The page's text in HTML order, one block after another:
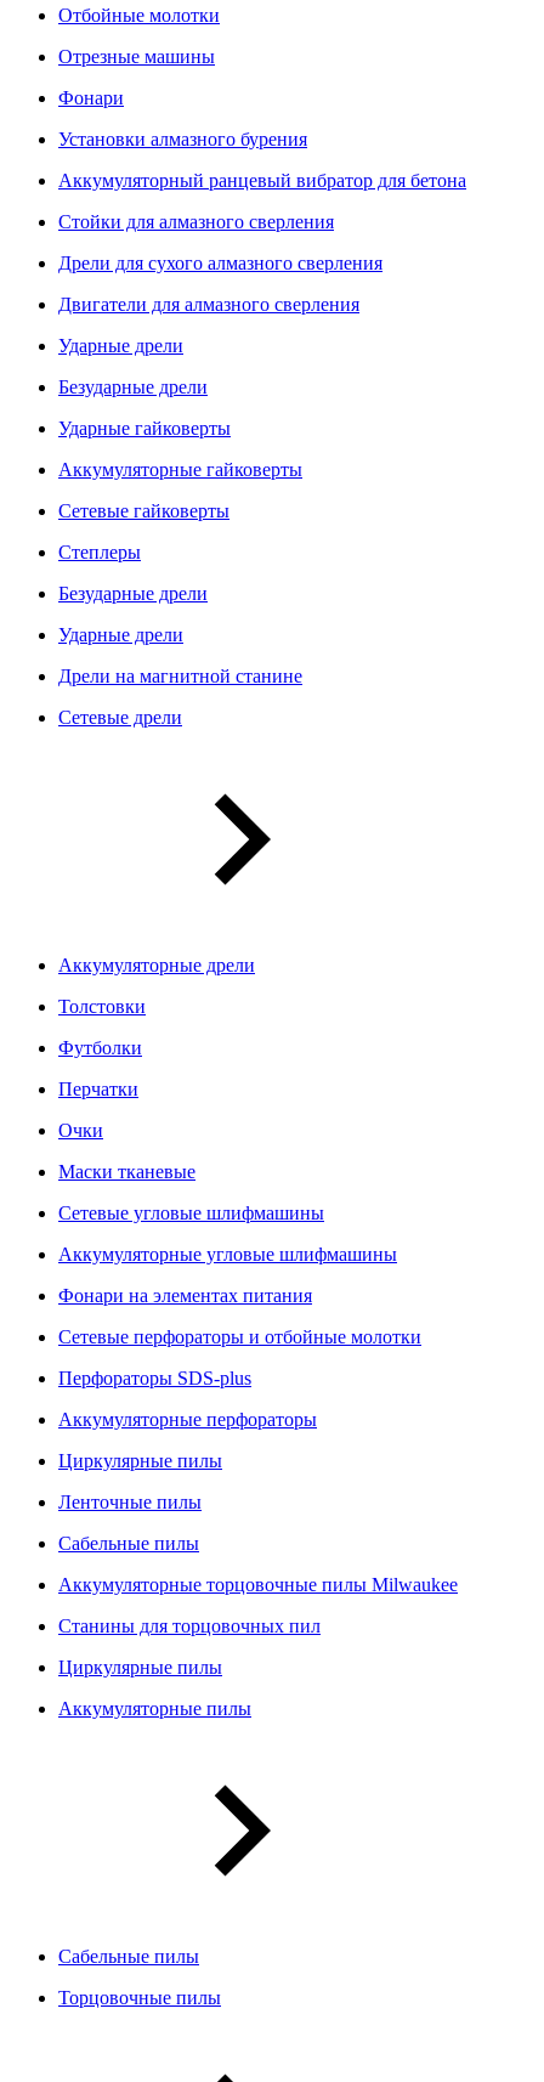
Отбойные молотки
Отрезные машины
Фонари
Установки алмазного бурения
Аккумуляторный ранцевый вибратор для бетона
Стойки для алмазного сверления
Дрели для сухого алмазного сверления
Двигатели для алмазного сверления
Ударные дрели
Безударные дрели
Ударные гайковерты
Аккумуляторные гайковерты
Сетевые гайковерты
Степлеры
Безударные дрели
Ударные дрели
Дрели на магнитной станине
Сетевые дрели
Аккумуляторные дрели
Толстовки
Футболки
Перчатки
Очки
Маски тканевые
Сетевые угловые шлифмашины
Аккумуляторные угловые шлифмашины
Фонари на элементах питания
Сетевые перфораторы и отбойные молотки
Перфораторы SDS-plus
Аккумуляторные перфораторы
Циркулярные пилы
Ленточные пилы
Сабельные пилы
Аккумуляторные торцовочные пилы Milwaukee
Станины для торцовочных пил
Циркулярные пилы
Аккумуляторные пилы
Сабельные пилы
Торцовочные пилы